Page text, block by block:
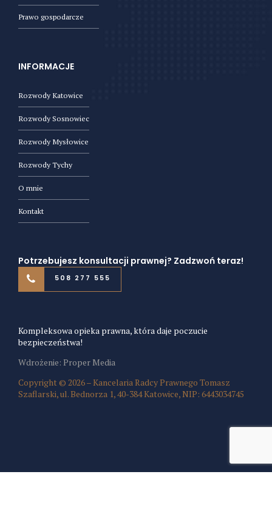
Prawo gospodarcze
INFORMACJE
Rozwody Katowice
Rozwody Sosnowiec
Rozwody Mysłowice
Rozwody Tychy
O mnie
Kontakt
Potrzebujesz konsultacji prawnej? Zadzwoń teraz!
508 277 555
Kompleksowa opieka prawna, która daje poczucie
bezpieczeństwa!
Wdrożenie: Proper Media
Copyright © 2026 – Kancelaria Radcy Prawnego Tomasz
Szaflarski, ul. Bednorza 1, 40-384 Katowice, NIP: 6443034745